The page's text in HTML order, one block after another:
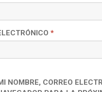
*
NOMBRE, CORREO